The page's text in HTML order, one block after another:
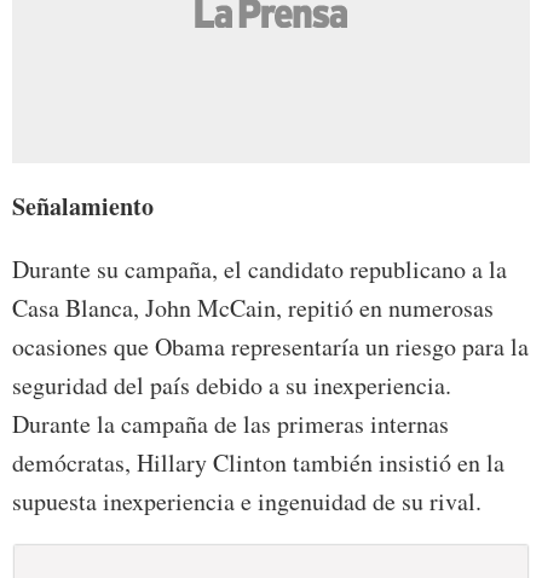
Señalamiento
Durante su campaña, el candidato republicano a la
Casa Blanca, John McCain, repitió en numerosas
ocasiones que Obama representaría un riesgo para la
seguridad del país debido a su inexperiencia.
Durante la campaña de las primeras internas
demócratas, Hillary Clinton también insistió en la
supuesta inexperiencia e ingenuidad de su rival.